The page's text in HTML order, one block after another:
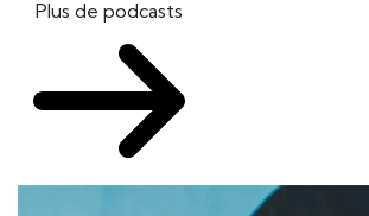
Plus de podcasts